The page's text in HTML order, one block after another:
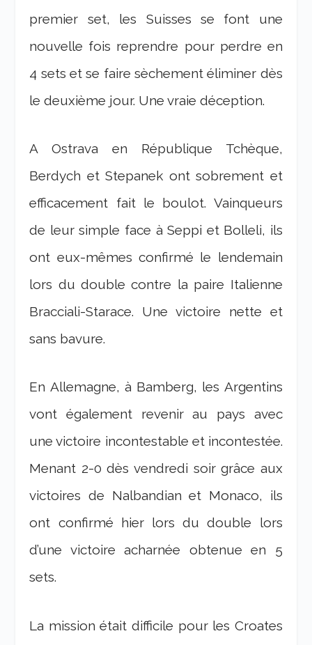
premier set, les Suisses se font une
nouvelle fois reprendre pour perdre en
4 sets et se faire sèchement éliminer dès
le deuxième jour. Une vraie déception.
A Ostrava en République Tchèque,
Berdych et Stepanek ont sobrement et
efficacement fait le boulot. Vainqueurs
de leur simple face à Seppi et Bolleli, ils
ont eux-mêmes confirmé le lendemain
lors du double contre la paire Italienne
Bracciali-Starace. Une victoire nette et
sans bavure.
En Allemagne, à Bamberg, les Argentins
vont également revenir au pays avec
une victoire incontestable et incontestée.
Menant 2-0 dès vendredi soir grâce aux
victoires de Nalbandian et Monaco, ils
ont confirmé hier lors du double lors
d’une victoire acharnée obtenue en 5
sets.
La mission était difficile pour les Croates